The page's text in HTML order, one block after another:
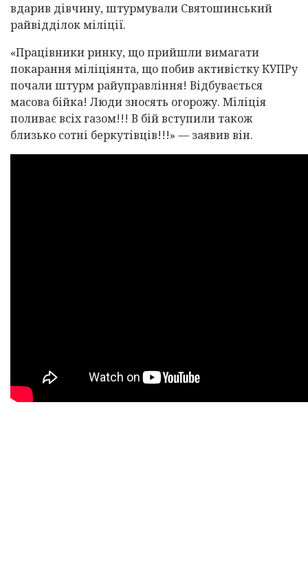
вдарив дівчину, штурмували Святошинський
райвідділок міліції.
«Працівники ринку, що прийшли вимагати
покарання міліціянта, що побив активістку КУПРу
почали штурм райуправління! Відбувається
масова бійка! Люди зносять огорожу. Міліція
поливає всіх газом!!! В бій вступили також
близько сотні беркутівців!!!» — заявив він.